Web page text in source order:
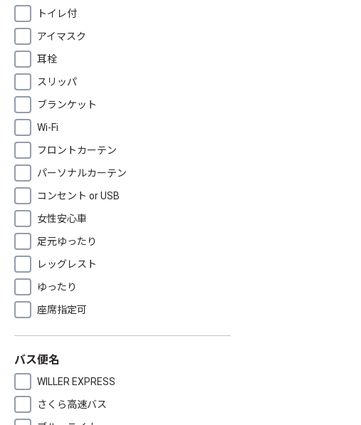
トイレ付
アイマスク
耳栓
スリッパ
ブランケット
Wi-Fi
フロントカーテン
パーソナルカーテン
コンセント or USB
女性安心車
足元ゆったり
レッグレスト
ゆったり
座席指定可
バス便名
WILLER EXPRESS
さくら高速バス